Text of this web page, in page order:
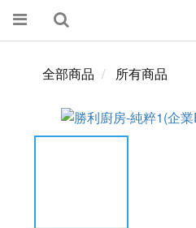
全部商品 所有商品